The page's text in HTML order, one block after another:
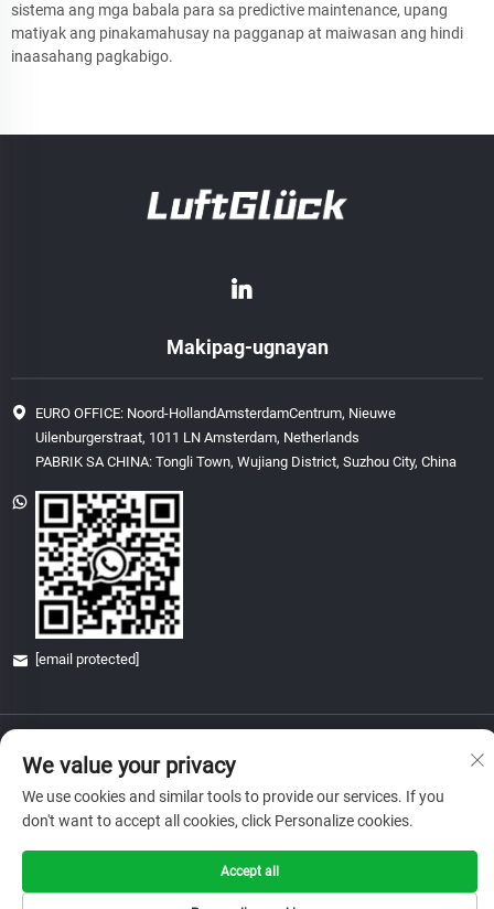
sistema ang mga babala para sa predictive maintenance, upang
matiyak ang pinakamahusay na pagganap at maiwasan ang hindi
inaasahang pagkabigo.
Makipag-ugnayan
EURO OFFICE: Noord-HollandAmsterdamCentrum, Nieuwe
Uilenburgerstraat, 1011 LN Amsterdam, Netherlands
PABRIK SA CHINA: Tongli Town, Wujiang District, Suzhou City, China
[email protected]
Lahat ng karapatan ay nakareserba.
Patakaran sa Pagkapribado
We value your privacy
We use cookies and similar tools to provide our services. If you
don't want to accept all cookies, click Personalize cookies.
Accept all